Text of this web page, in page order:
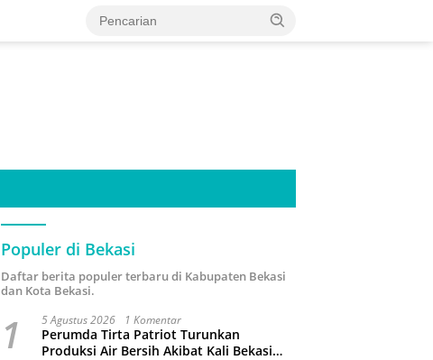
Populer di Bekasi
Daftar berita populer terbaru di Kabupaten Bekasi
dan Kota Bekasi.
1 5 Agustus 2026 1 Komentar
Perumda Tirta Patriot Turunkan
Produksi Air Bersih Akibat Kali Bekasi